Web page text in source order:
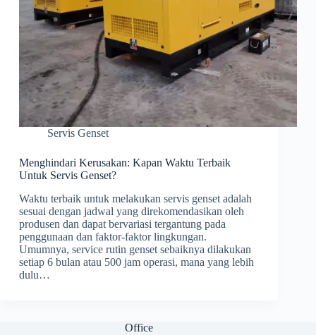
Servis Genset
Menghindari Kerusakan: Kapan Waktu Terbaik
Untuk Servis Genset?
Waktu terbaik untuk melakukan servis genset adalah
sesuai dengan jadwal yang direkomendasikan oleh
produsen dan dapat bervariasi tergantung pada
penggunaan dan faktor-faktor lingkungan.
Umumnya, service rutin genset sebaiknya dilakukan
setiap 6 bulan atau 500 jam operasi, mana yang lebih
dulu…
Office